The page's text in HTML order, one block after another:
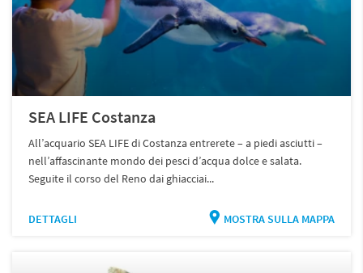
SEA LIFE Costanza
All’acquario SEA LIFE di Costanza entrerete – a piedi asciutti –
nell’affascinante mondo dei pesci d’acqua dolce e salata.
Seguite il corso del Reno dai ghiacciai...
DETTAGLI MOSTRA SULLA MAPPA